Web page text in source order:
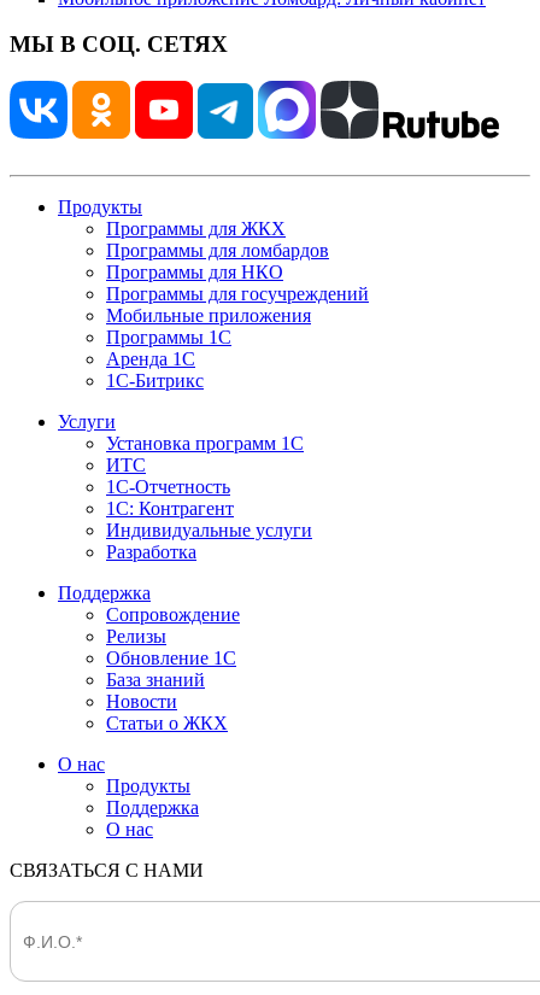
МЫ В СОЦ. СЕТЯХ
Продукты
Программы для ЖКХ
Программы для ломбардов
Программы для НКО
Программы для госучреждений
Мобильные приложения
Программы 1С
Аренда 1С
1С-Битрикс
Услуги
Установка программ 1С
ИТС
1С-Отчетность
1С: Контрагент
Индивидуальные услуги
Разработка
Поддержка
Сопровождение
Релизы
Обновление 1С
База знаний
Новости
Статьи о ЖКХ
О нас
Продукты
Поддержка
О нас
СВЯЗАТЬСЯ С НАМИ